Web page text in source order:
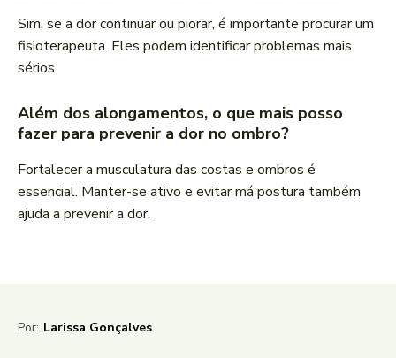
Sim, se a dor continuar ou piorar, é importante procurar um
fisioterapeuta. Eles podem identificar problemas mais
sérios.
Além dos alongamentos, o que mais posso
fazer para prevenir a dor no ombro?
Fortalecer a musculatura das costas e ombros é
essencial. Manter-se ativo e evitar má postura também
ajuda a prevenir a dor.
Por: Larissa Gonçalves